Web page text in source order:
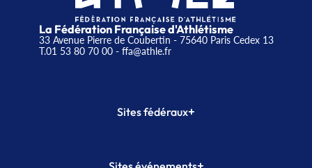
La Fédération Française d'Athlétisme
33 Avenue Pierre de Coubertin - 75640 Paris Cedex 13
T.01 53 80 70 00- ffa@athle.fr
Sites fédéraux+